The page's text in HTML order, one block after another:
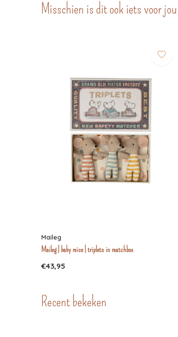
Misschien is dit ook iets voor jou
Maileg
Maileg | baby mice | triplets in matchbox
€43,95
Recent bekeken